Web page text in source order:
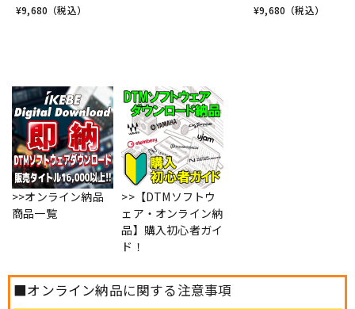
¥9,680 （税込）
¥9,680 （税込）
>>オンライン納品
商品一覧
>>【DTMソフトウ
ェア・オンライン納
品】購入初心者ガイ
ド！
■オンライン納品に関する注意事項